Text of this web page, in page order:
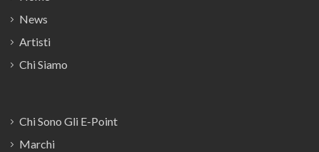
News
Artisti
Chi Siamo
Chi Sono Gli E-Point
Marchi